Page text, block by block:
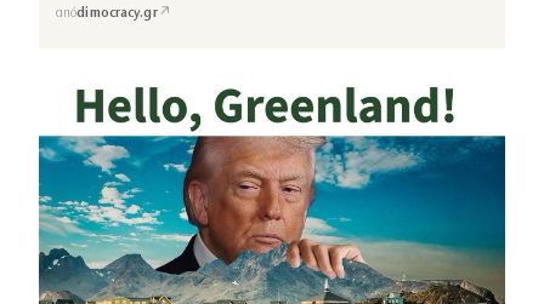
απόdimocracy.gr↗